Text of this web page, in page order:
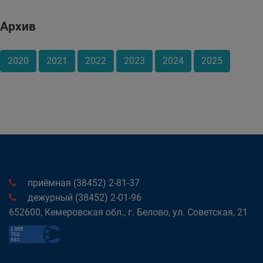
Архив
2020 2021 2022 2023 2024 2025
приёмная (38452) 2-81-37
дежурный (38452) 2-01-96
652600, Кемеровская обл., г. Белово, ул. Советская, 21